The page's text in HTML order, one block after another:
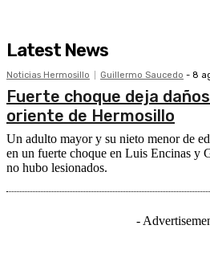
Latest News
Noticias Hermosillo Guillermo Saucedo - 8
Fuerte choque deja
oriente de Hermosillo
Un adulto mayor y su nieto menor de
en un fuerte choque en Luis Encinas y
no hubo lesionados.
-